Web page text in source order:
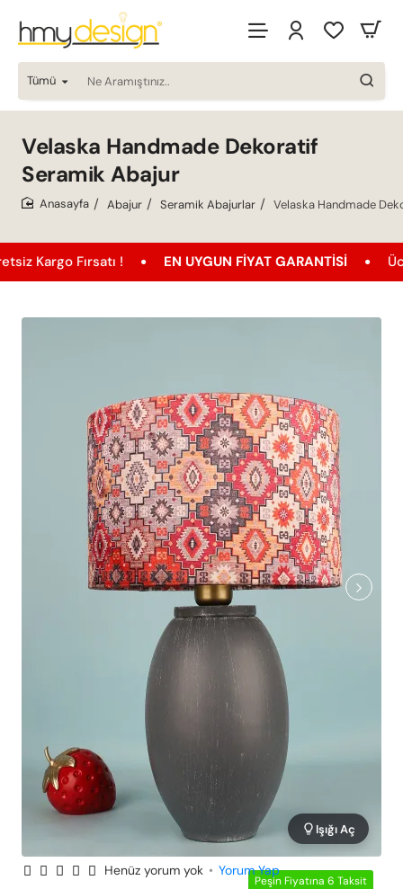
Tümü
Ne
Aramıştınız..
Velaska Handmade Dekoratif
Seramik Abajur
Abajur Seramik Abajurlar Velaska Handmade
Fırsatı ! EN UYGUN FIYAT GARANTISI Ücretsiz
Peşin Fiyatına 6 Taksit
Işığı Aç
Henüz yorum yok • Yorum Yap